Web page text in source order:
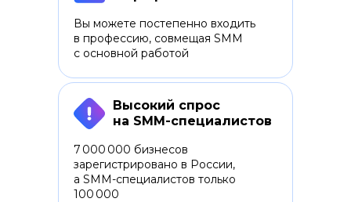
Вы можете постепенно входить
в профессию, совмещая SMM
с основной работой
Высокий спрос
на SMM-специалистов
7 000 000 бизнесов
зарегистрировано в России,
а SMM-специалистов только
100 000